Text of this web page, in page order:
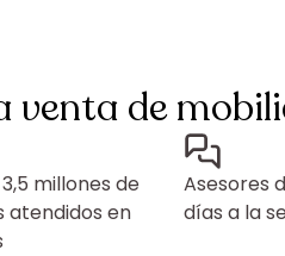
venta de
millones de
atendidos en
Asesores
días a la